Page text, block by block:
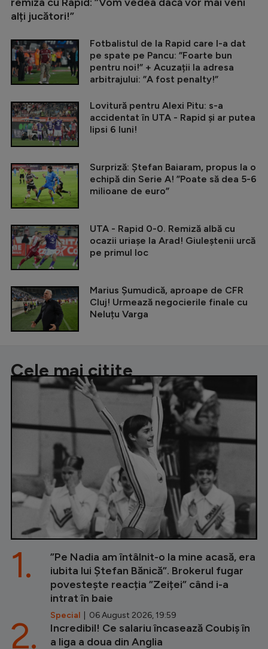
alți jucători!”
Fotbalistul de la Rapid care l-a dat
pe spate pe Pancu: ”Foarte bun
pentru noi!” + Acuzații la adresa
arbitrajului: ”A fost penalty!”
Lovitură pentru Alexi Pitu: s-a
accidentat în UTA - Rapid și ar putea
lipsi 6 luni!
Surpriză: Ștefan Baiaram, propus la o
echipă din Serie A! ”Poate să dea 5-6
milioane de euro”
UTA - Rapid 0-0. Remiză albă cu
ocazii uriașe la Arad! Giuleștenii urcă
pe primul loc
Marius Șumudică, aproape de CFR
Cluj! Urmează negocierile finale cu
Neluțu Varga
Cele mai citite
”Pe Nadia am întâlnit-o la mine acasă, era
iubita lui Ștefan Bănică”. Brokerul fugar
povestește reacția ”Zeiței” când i-a
intrat în baie
Special | 06 August 2026, 19:59
1.
Incredibil! Ce salariu încasează Coubiș în
a liga a doua din Anglia
2.